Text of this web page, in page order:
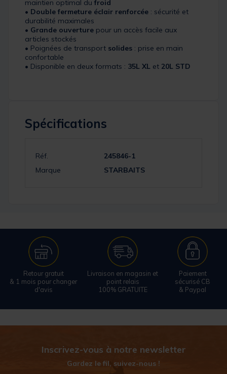
maintien optimal du froid
• Double fermeture éclair renforcée : sécurité et
durabilité maximales
• Grande ouverture pour un accès facile aux
articles stockés
• Poignées de transport solides : prise en main
confortable
• Disponible en deux formats : 35L XL et 20L STD
Spécifications
Réf.
245846-1
Marque
STARBAITS
Retour gratuit
& 1 mois pour changer
d'avis
Livraison en magasin et
point relais
100% GRATUITE
Paiement
sécurisé CB
& Paypal
Inscrivez-vous à notre newsletter
Gardez le fil, suivez-nous !